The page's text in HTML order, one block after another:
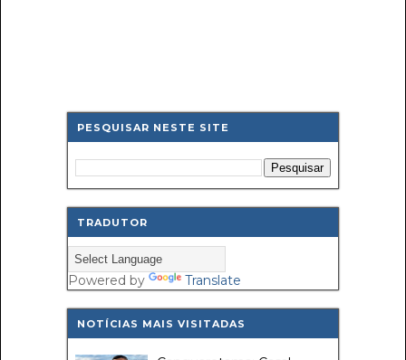
PESQUISAR NESTE SITE
TRADUTOR
Powered by Translate
NOTÍCIAS MAIS VISITADAS